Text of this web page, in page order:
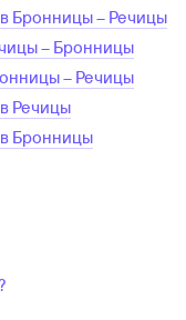
Бронницы– Речицы
– Бронницы
– Речицы
Речицы
Бронницы